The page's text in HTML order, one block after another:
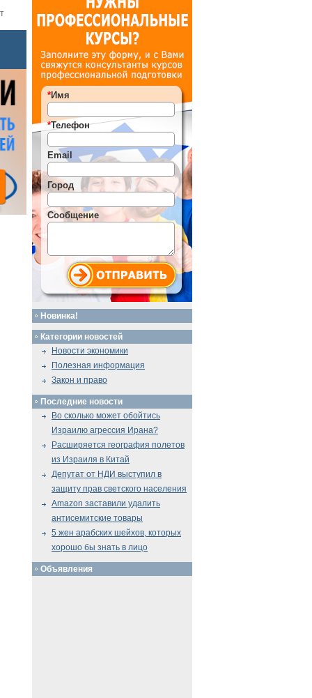
*Имя
*Телефон
Email
Город
Сообщение
Новинка!
Категории новостей
Новости экономики
Полезная информация
Закон и право
Последние новости
Во сколько может обойтись
Израилю агрессия Ирана?
Расширяется география полетов
из Израиля в Китай
Депутат от НДИ выступил в
защиту прав светского населения
Amazon заставили удалить
антисемитские товары
5 жен арабских шейхов, которых
хорошо бы знать в лицо
Объявления